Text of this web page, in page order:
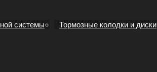
системы Тормозные колодки и диски